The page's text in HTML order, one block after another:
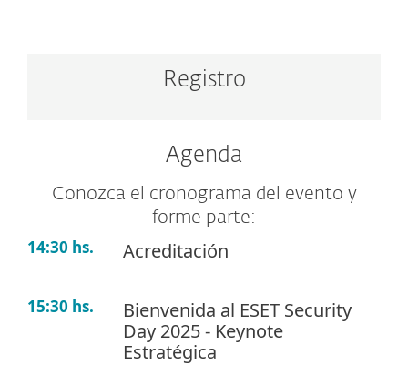
Registro
Agenda
Conozca el cronograma del evento y
forme parte:
14:30 hs. Acreditación
15:30 hs.
Bienvenida al ESET Security
Day 2025 - Keynote
Estratégica